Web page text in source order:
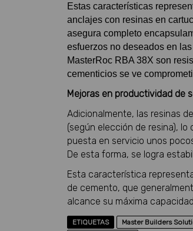
Estas características
anclajes con resinas en
asegura completo
esfuerzos no deseados en
MasterRoc RBA 38X son
cementicios se ve
Mejoras en productividad de
Adicionalmente, las resinas
(según elección de resina),
puesta en servicio unos
De esta forma, se logra
Esta característica
de cemento, que
alcance su máxima
ETIQUETAS Master Builders